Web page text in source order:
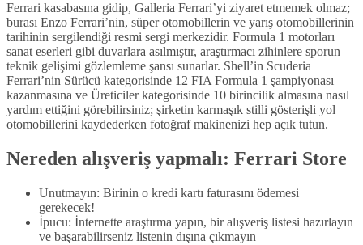
Ferrari kasabasına gidip, Galleria Ferrari’yi ziyaret etmemek olmaz;
burası Enzo Ferrari’nin, süper otomobillerin ve yarış otomobillerinin
tarihinin sergilendiği resmi sergi merkezidir. Formula 1 motorları
sanat eserleri gibi duvarlara asılmıştır, araştırmacı zihinlere sporun
teknik gelişimi gözlemleme şansı sunarlar. Shell’in Scuderia
Ferrari’nin Sürücü kategorisinde 12 FIA Formula 1 şampiyonası
kazanmasına ve Üreticiler kategorisinde 10 birincilik almasına nasıl
yardım ettiğini görebilirsiniz; şirketin karmaşık stilli gösterişli yol
otomobillerini kaydederken fotoğraf makinenizi hep açık tutun.
Nereden alışveriş yapmalı: Ferrari Store
Unutmayın: Birinin o kredi kartı faturasını ödemesi
gerekecek!
İpucu: İnternette araştırma yapın, bir alışveriş listesi hazırlayın
ve başarabilirseniz listenin dışına çıkmayın